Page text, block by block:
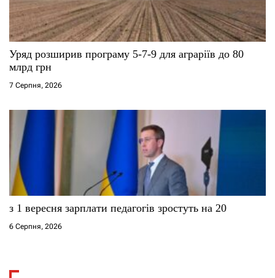
Уряд розширив програму 5-7-9 для аграріїв до 80
млрд грн
7 Серпня, 2026
з 1 вересня зарплати педагогів зростуть на 20
6 Серпня, 2026